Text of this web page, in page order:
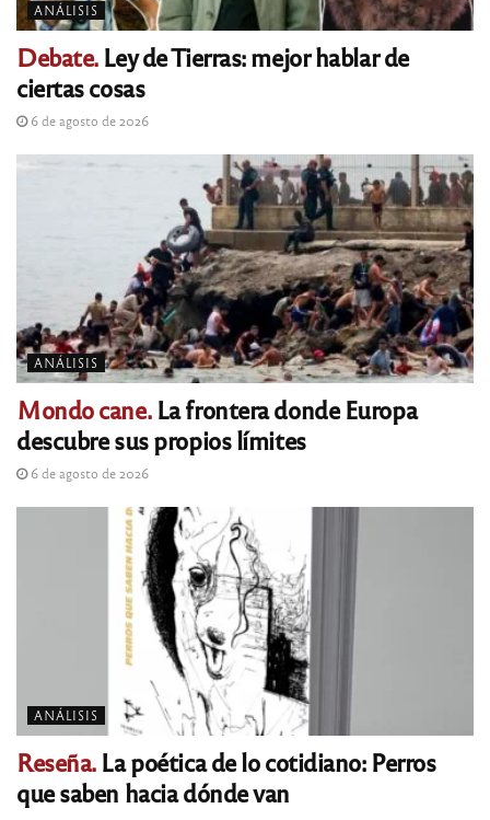
ANÁLISIS
Debate.Ley de Tierras: mejor hablar de
ciertas cosas
6 de agosto de 2026
ANÁLISIS
Mondo cane.La frontera donde Europa
descubre sus propios límites
6 de agosto de 2026
ANÁLISIS
Reseña.La poética de lo cotidiano: Perros
que saben hacia dónde van